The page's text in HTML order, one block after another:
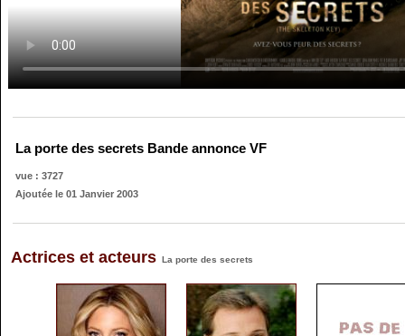
La porte des secrets Bande annonce VF
vue : 3727
Ajoutée le 01 Janvier 2003
Actrices et acteurs La porte des secrets